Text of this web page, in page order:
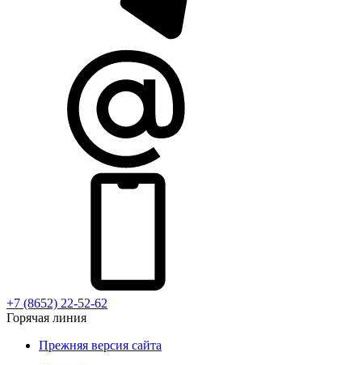
+7 (8652) 22-52-62
Горячая линия
Прежняя версия сайта